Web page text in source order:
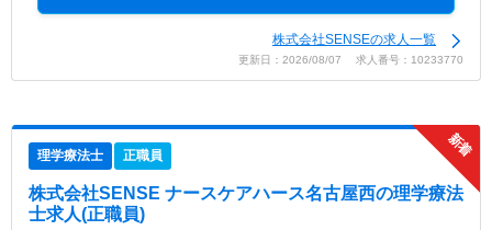
株式会社SENSEの求人一覧
更新日：2026/08/07 求人番号：10233770
理学療法士 正職員
株式会社SENSE ナースケアハース名古屋西の理学療法
士求人(正職員)